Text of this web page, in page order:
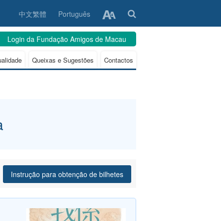
中文繁體 Português
Login da Fundação Amigos de Macau
Queixas e Sugestões Contactos
Instrução para obtenção de bilhetes